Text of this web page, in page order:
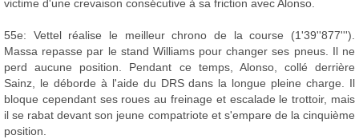
victime d'une crevaison consécutive à sa friction avec Alonso.
55e: Vettel réalise le meilleur chrono de la course (1'39''877''').
Massa repasse par le stand Williams pour changer ses pneus. Il ne
perd aucune position. Pendant ce temps, Alonso, collé derrière
Sainz, le déborde à l'aide du DRS dans la longue pleine charge. Il
bloque cependant ses roues au freinage et escalade le trottoir, mais
il se rabat devant son jeune compatriote et s'empare de la cinquième
position.